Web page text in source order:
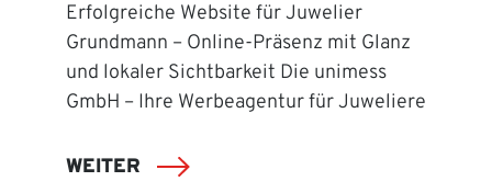
Erfolgreiche Website für Juwelier
Grundmann – Online-Präsenz mit Glanz
und lokaler Sichtbarkeit Die unimess
GmbH – Ihre Werbeagentur für Juweliere
WEITER